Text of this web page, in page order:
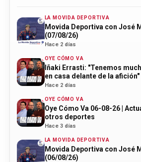
LA MOVIDA DEPORTIVA
Movida Deportiva con José
(07/08/26)
Hace 2 días
OYE CÓMO VA
Iñaki Errasti: "Tenemos
en casa delante de la afición"
Hace 2 días
OYE CÓMO VA
Oye Cómo Va 06-08-26 |
otros deportes
Hace 3 días
LA MOVIDA DEPORTIVA
Movida Deportiva con José
(06/08/26)